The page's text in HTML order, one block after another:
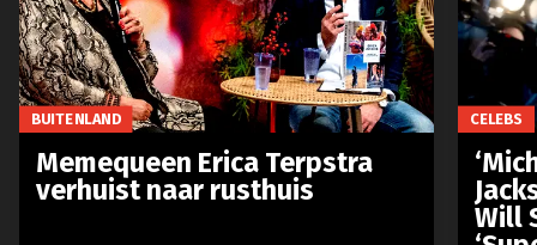
BUITENLAND
Memequeen Erica Terpstra
verhuist naar rusthuis
CELEBS
Will